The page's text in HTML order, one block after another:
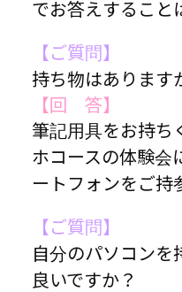
でお答えすること
【ご質問】
持ち物はあります
【回 答】
筆記用具をお持ち
ホコースの体験会
ートフォンをご持
【ご質問】
自分のパソコンを
良いですか？